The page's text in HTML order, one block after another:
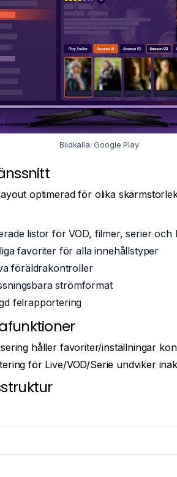
Bildkälla: Google Play
optimerad för olika
listor för VOD, filmer, serier och
favoriter för alla innehållstyper
föräldrakontroller
strömformat
felrapportering
håller favoriter/inställningar
för Live/VOD/Serie undviker